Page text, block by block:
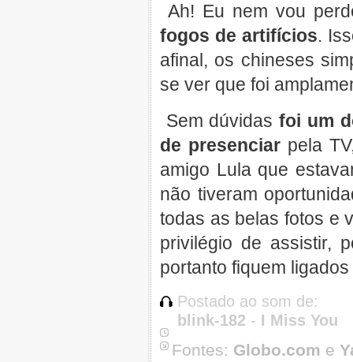
Ah! Eu nem vou
fogos de artifícios.
afinal, os chineses
se ver que foi
Sem dúvidasfoi um
de presenciar pela
amigo Lula que
não tiveram
todas as belas fotos e
privilégio de assistir,
portanto fiquem
Postado ao som de:
blink-182 - I Miss You
Fontes: Globo.com e